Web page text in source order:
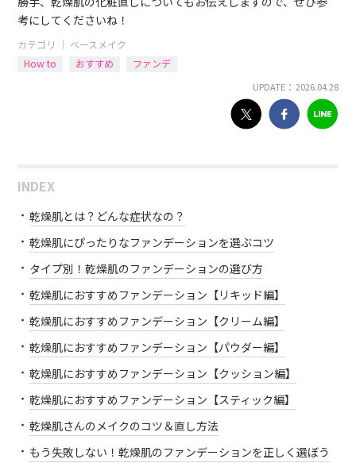
考にしてくださいね！
カテゴリ ｜ ベースメイク
How to
おすすめ ファンデ
UPDATE： 2026.04.28
INDEX
乾燥肌とは？どんな症状なの？
乾燥肌にぴったりなファンデーションを選ぶコツ
タイプ別！乾燥肌のファンデーションの選び方
乾燥肌におすすめファンデーション【リキッド編】
乾燥肌におすすめファンデーション【クリーム編】
乾燥肌におすすめファンデーション【パウダー編】
乾燥肌におすすめファンデーション【クッション編】
乾燥肌におすすめファンデーション【スティック編】
乾燥肌さんのメイクのコツ＆直し方法
もう失敗しない！乾燥肌のファンデーションを正しく選ぼう